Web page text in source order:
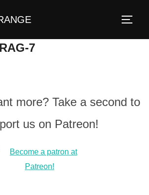
7
more? Take a second to
us on Patreon!